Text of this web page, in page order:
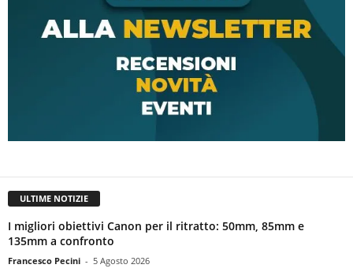
ULTIME NOTIZIE
I migliori obiettivi Canon per il ritratto: 50mm, 85mm e
135mm a confronto
Francesco Pecini - 5 Agosto 2026